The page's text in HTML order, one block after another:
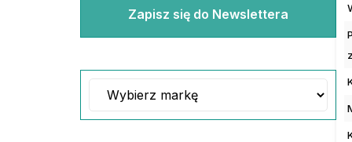
Zapisz się do Newslettera